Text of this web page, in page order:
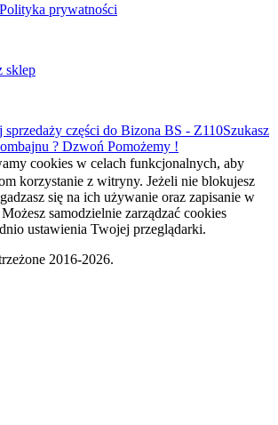
Polityka prywatności
sklep
sprzedaży części do Bizona BS - Z110Szukasz
? Dzwoń Pomożemy !
cookies w celach funkcjonalnych, aby
korzystanie z witryny. Jeżeli nie blokujesz
się na ich używanie oraz zapisanie w
samodzielnie zarządzać cookies
ustawienia Twojej przeglądarki.
2016-2026.